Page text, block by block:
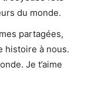
du monde.
partagées,
histoire à nous.
Je t’aime